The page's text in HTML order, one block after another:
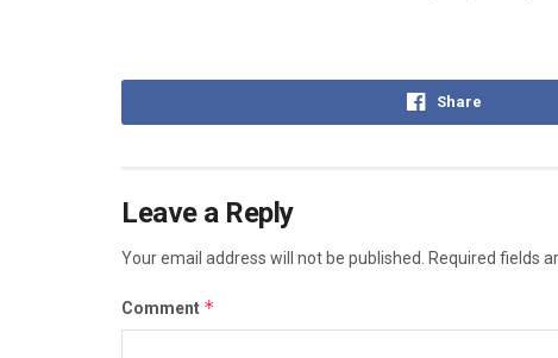
Share
Leave a Reply
Your email address will not be published. Required fields
Comment *